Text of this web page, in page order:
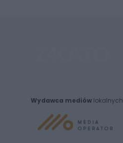
Wydawca mediów lokalnych